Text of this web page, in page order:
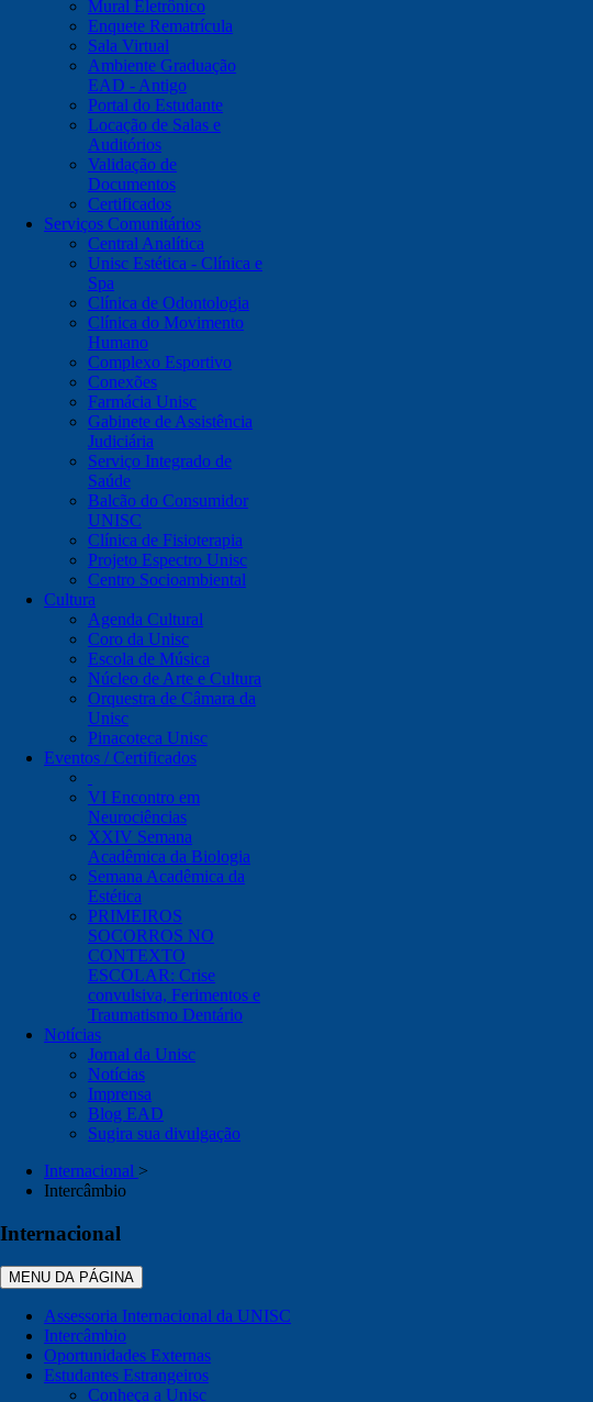
Mural Eletrônico
Enquete Rematrícula
Sala Virtual
Ambiente Graduação
EAD - Antigo
Portal do Estudante
Locação de Salas e
Auditórios
Validação de
Documentos
Certificados
Serviços Comunitários
Central Analítica
Unisc Estética - Clínica e
Spa
Clínica de Odontologia
Clínica do Movimento
Humano
Complexo Esportivo
Conexões
Farmácia Unisc
Gabinete de Assistência
Judiciária
Serviço Integrado de
Saúde
Balcão do Consumidor
UNISC
Clínica de Fisioterapia
Projeto Espectro Unisc
Centro Socioambiental
Cultura
Agenda Cultural
Coro da Unisc
Escola de Música
Núcleo de Arte e Cultura
Orquestra de Câmara da
Unisc
Pinacoteca Unisc
Eventos / Certificados
VI Encontro em
Neurociências
XXIV Semana
Acadêmica da Biologia
Semana Acadêmica da
Estética
PRIMEIROS
SOCORROS NO
CONTEXTO
ESCOLAR: Crise
convulsiva, Ferimentos e
Traumatismo Dentário
Notícias
Jornal da Unisc
Notícias
Imprensa
Blog EAD
Sugira sua divulgação
Internacional >
Intercâmbio
Internacional
MENU DA PÁGINA
Assessoria Internacional da UNISC
Intercâmbio
Oportunidades Externas
Estudantes Estrangeiros
Conheça a Unisc